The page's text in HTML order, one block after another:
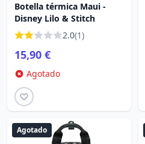
Botella térmica Maui -
Disney Lilo & Stitch
2.0(1)
15,90 €
Agotado
Agotado